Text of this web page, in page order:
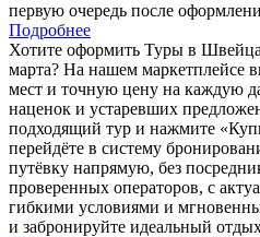
первую очередь после
Подробнее
Хотите оформить Туры в
марта? На нашем маркетплейсе
мест и точную цену на каждую
наценок и устаревших
подходящий тур и нажмите
перейдёте в систему
путёвку напрямую, без
проверенных операторов, с
гибкими условиями и
и забронируйте идеальный